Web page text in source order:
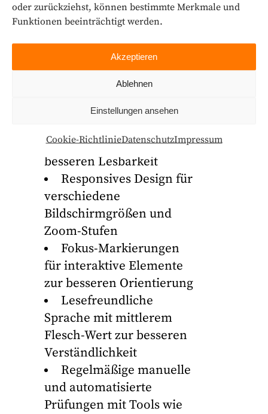
oder zurückziehst, können bestimmte Merkmale und
Funktionen beeinträchtigt werden.
Akzeptieren
Ablehnen
Einstellungen ansehen
Cookie-RichtlinieDatenschutzImpressum
Navigation auf allen
Haupt- und Unterseiten
Alternative Texte für
Bilder (Alt-Texte), um
Inhalte für Screenreader
nutzbar zu machen
Einsatz von
Farbkontrasten zur
besseren Lesbarkeit
Responsives Design für
verschiedene
Bildschirmgrößen und
Zoom-Stufen
Fokus-Markierungen
für interaktive Elemente
zur besseren Orientierung
Lesefreundliche
Sprache mit mittlerem
Flesch-Wert zur besseren
Verständlichkeit
Regelmäßige manuelle
und automatisierte
Prüfungen mit Tools wie